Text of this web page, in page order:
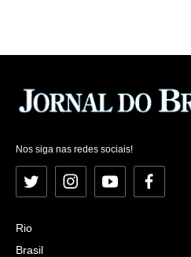
Nos siga nas redes sociais!
Twitter InstagramYouTubeFacebook
Rio
Brasil